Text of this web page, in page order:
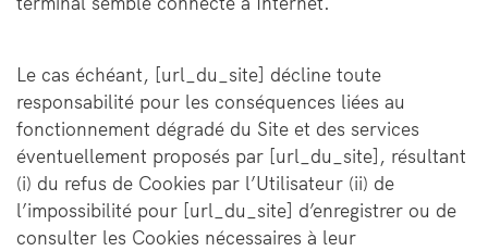
Le cas échéant, [url_du_site] décline toute
responsabilité pour les conséquences liées au
fonctionnement dégradé du Site et des services
éventuellement proposés par [url_du_site], résultant
(i) du refus de Cookies par l’Utilisateur (ii) de
l’impossibilité pour [url_du_site] d’enregistrer ou de
consulter les Cookies nécessaires à leur